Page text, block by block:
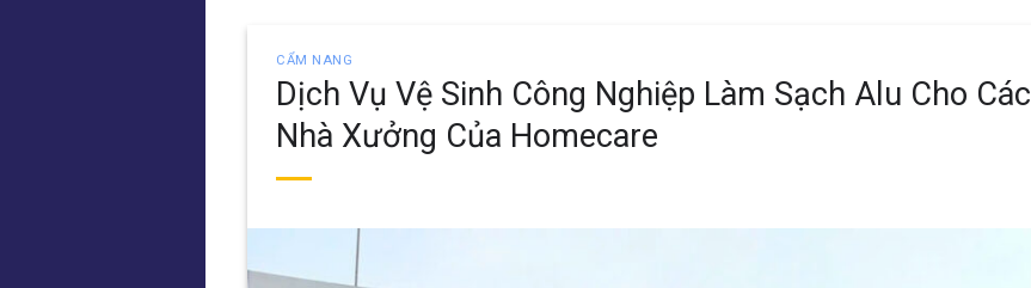
CẨM NANG
Dịch Vụ Vệ Sinh Công Nghiệp Làm Sạch Alu Cho Các
Nhà Xưởng Của Homecare